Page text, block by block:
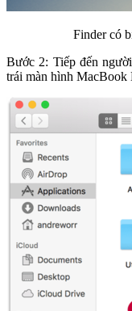
Finder có
Bước 2: Tiếp đến
trái màn hình MacBook